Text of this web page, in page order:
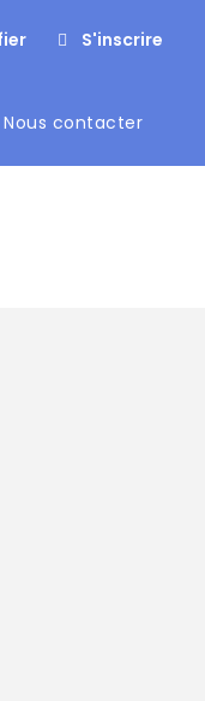
S'inscrire
Nous contacter